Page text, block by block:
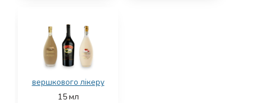
вершкового лікеру
15мл